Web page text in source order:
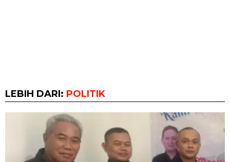
LEBIH DARI: POLITIK